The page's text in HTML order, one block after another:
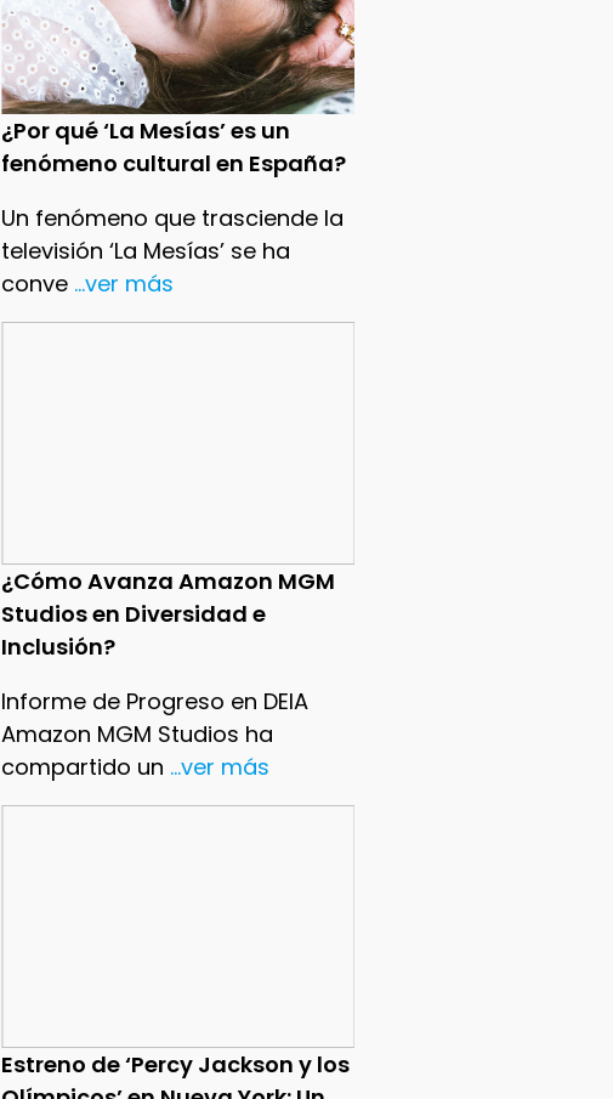
¿Por qué ‘La Mesías’ es un
fenómeno cultural en España?
Un fenómeno que trasciende la
televisión ‘La Mesías’ se ha
conve ...ver más
¿Cómo Avanza Amazon MGM
Studios en Diversidad e
Inclusión?
Informe de Progreso en DEIA
Amazon MGM Studios ha
compartido un ...ver más
Estreno de ‘Percy Jackson y los